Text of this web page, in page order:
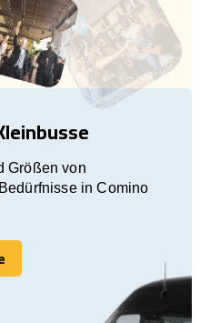
Größen von
in Comino